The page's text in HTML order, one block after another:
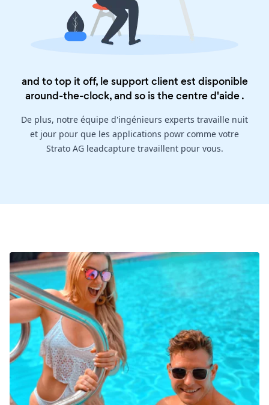
and to top it off, le support client est disponible
around-the-clock, and so is thecentre d'aide.
De plus, notre équipe d'ingénieurs experts travaille nuit
et jour pour que les applications powr comme votre
Strato AG leadcapture travaillent pour vous.